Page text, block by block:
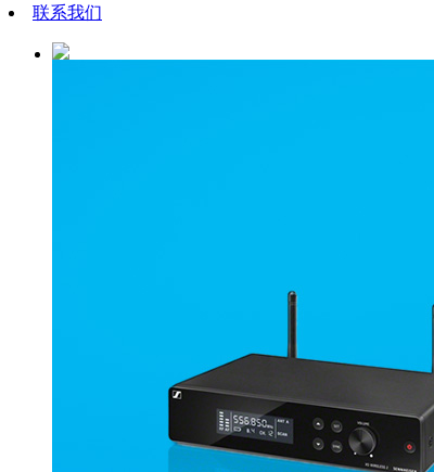
联系我们